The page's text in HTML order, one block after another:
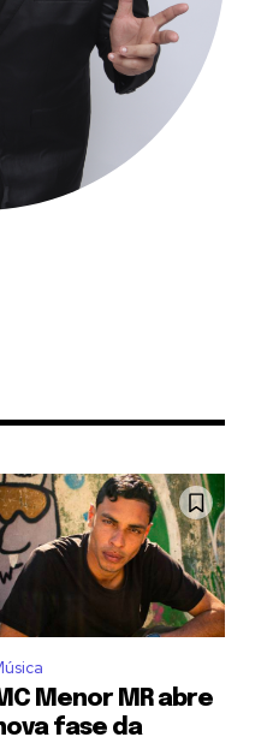
Menor MR abre
fase da